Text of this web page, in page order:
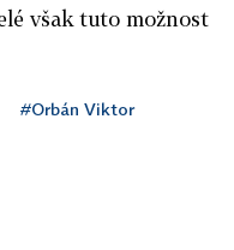
však tuto možnost
#Orbán Viktor